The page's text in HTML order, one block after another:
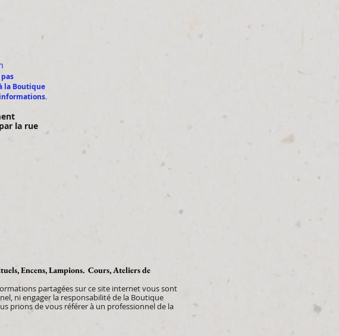
la Boutique
la rue
Encens, Lampions. Cours, Ateliers de
partagées sur ce site internet vous sont
ni engager la responsabilité de la Boutique
prions de vous référer à un professionnel de la